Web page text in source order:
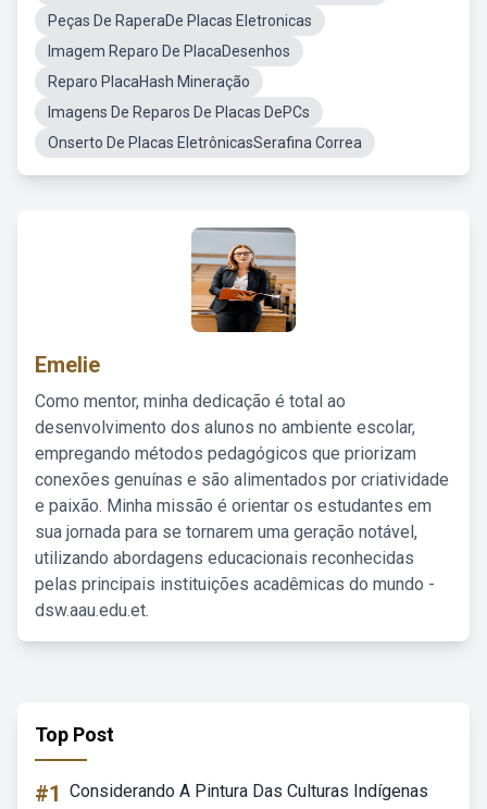
Peças De RaperaDe Placas Eletronicas
Imagem Reparo De PlacaDesenhos
Reparo PlacaHash Mineração
Imagens De Reparos De Placas DePCs
Onserto De Placas EletrônicasSerafina Correa
Emelie
Como mentor, minha dedicação é total ao
desenvolvimento dos alunos no ambiente escolar,
empregando métodos pedagógicos que priorizam
conexões genuínas e são alimentados por criatividade
e paixão. Minha missão é orientar os estudantes em
sua jornada para se tornarem uma geração notável,
utilizando abordagens educacionais reconhecidas
pelas principais instituições acadêmicas do mundo -
dsw.aau.edu.et.
Top Post
#1 Considerando A Pintura Das Culturas Indígenas